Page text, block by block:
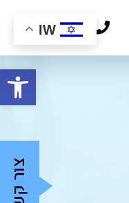
03-9624446
IW